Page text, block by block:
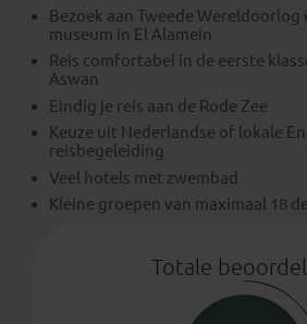
Bezoek aan Tweede
museum in El Alamein
Reis comfortabel in de eerste
Aswan
Eindig je reis aan de Rode Zee
Keuze uit Nederlandse of lokale
reisbegeleiding
Veel hotels met zwembad
Kleine groepen van maximaal 18
Totale